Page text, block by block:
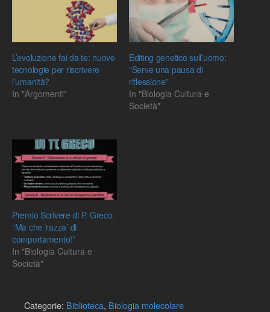
L’evoluzione fai da te: nuove
tecnologie per riscrivere
l’umanità?
In "Argomenti"
Editing genetico sull’uomo:
“Serve una pausa di
riflessione”
In "Biologia Cultura e
Società"
Premio Scrivere di P. Greco:
“Ma che ‘razza’ di
comportamento!”
In "Biologia Cultura e
Società"
Categorie: Biblioteca, Biologia molecolare